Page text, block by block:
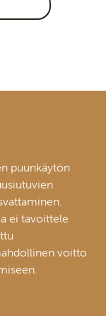
puunkäytön
ei tavoittele
voitto